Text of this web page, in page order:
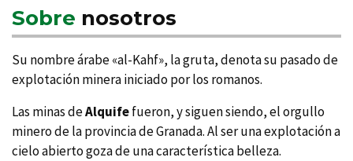
Sobre nosotros
Su nombre árabe «al-Kahf», la gruta, denota su pasado de
explotación minera iniciado por los romanos.
Las minas deAlquifefueron, y siguen siendo, el orgullo
minero de la provincia de Granada. Al ser una explotación a
cielo abierto goza de una caracterí­stica belleza.